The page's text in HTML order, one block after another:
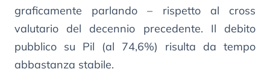
graficamente parlando – rispetto al cross
valutario del decennio precedente. Il debito
pubblico su Pil (al 74,6%) risulta da tempo
abbastanza stabile.